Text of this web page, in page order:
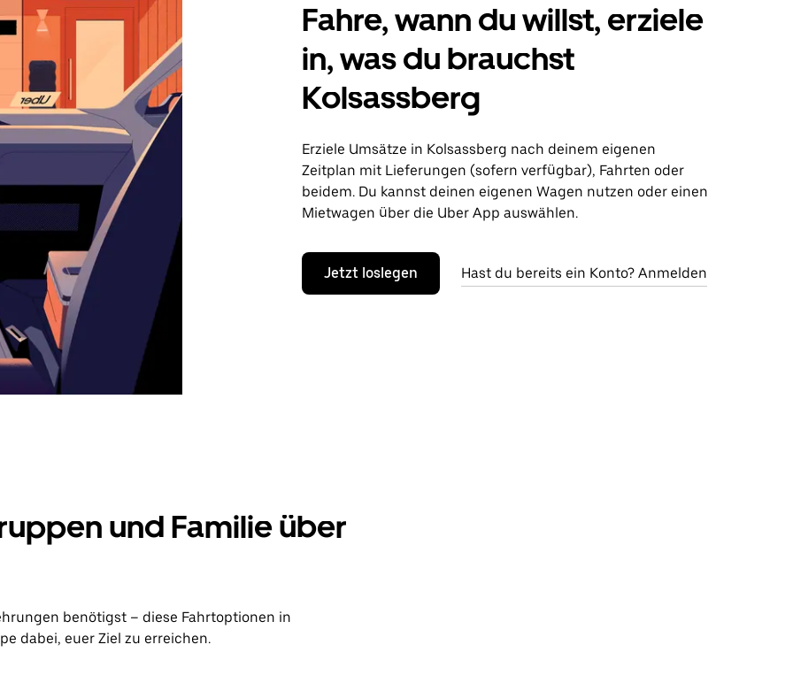
Fahre, wann du willst, erziele
in, was du brauchst
Kolsassberg
Erziele Umsätze in Kolsassberg nach deinem eigenen
Zeitplan mit Lieferungen (sofern verfügbar), Fahrten oder
beidem. Du kannst deinen eigenen Wagen nutzen oder einen
Mietwagen über die Uber App auswählen.
Jetzt loslegen Hast du bereits ein Konto? Anmelden
und Familie über
benötigst – diese Fahrtoptionen in
dabei, euer Ziel zu erreichen.